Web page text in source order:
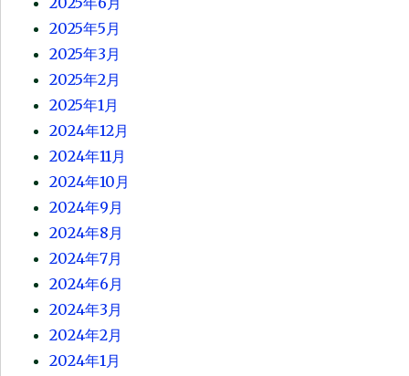
2025年5月
2025年3月
2025年2月
2025年1月
2024年12月
2024年11月
2024年10月
2024年9月
2024年8月
2024年7月
2024年6月
2024年3月
2024年2月
2024年1月